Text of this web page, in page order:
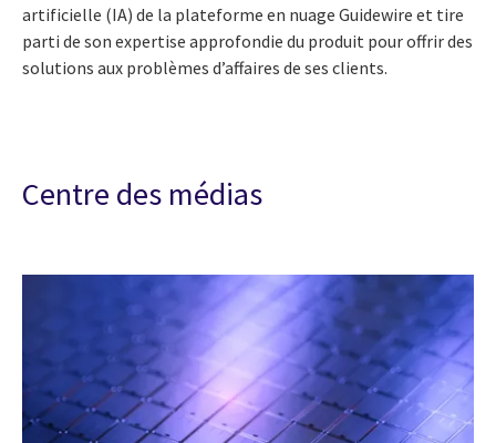
artificielle (IA) de la plateforme en nuage Guidewire et tire
parti de son expertise approfondie du produit pour offrir des
solutions aux problèmes d’affaires de ses clients.
Centre des médias